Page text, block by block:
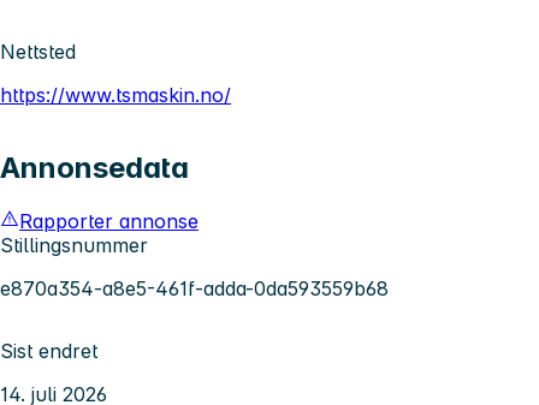
Nettsted
https://www.tsmaskin.no/
Annonsedata
Rapporter annonse
Stillingsnummer
e870a354-a8e5-461f-adda-0da593559b68
Sist endret
14. juli 2026